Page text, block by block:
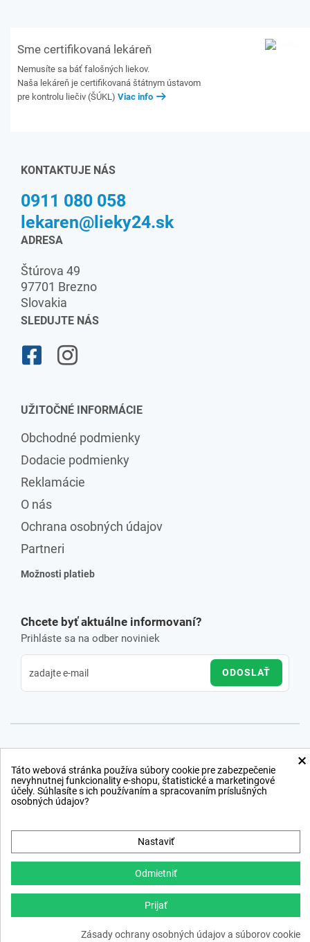
Sme certifikovaná lekáreň
Nemusíte sa báť falošných liekov.
Naša lekáreň je certifikovaná štátnym ústavom
pre kontrolu liečiv (ŠÚKL) Viac info
KONTAKTUJE NÁS
0911 080 058
lekaren@lieky24.sk
ADRESA
Štúrova 49
97701 Brezno
Slovakia
SLEDUJTE NÁS
UŽITOČNÉ INFORMÁCIE
Obchodné podmienky
Dodacie podmienky
Reklamácie
O nás
Ochrana osobných údajov
Partneri
Možnosti platieb
Chcete byť aktuálne informovaní?
Prihláste sa na odber noviniek
ODOSLAŤ
webdesign,ppc›netsuccess.sk
×
Táto webová stránka používa súbory cookie pre zabezpečenie
nevyhnutnej funkcionality e-shopu, štatistické a marketingové
účely. Súhlasíte s ich používaním a spracovaním príslušných
osobných údajov?
Nastaviť
Odmietniť
Prijať
Zásady ochrany osobných údajov a súborov cookie